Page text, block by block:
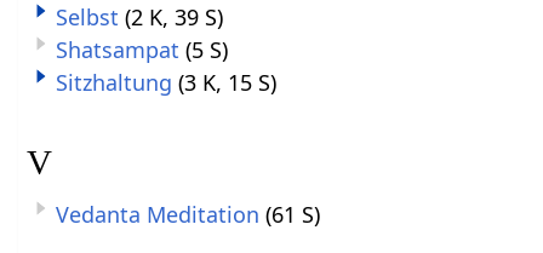
Selbst (2 K, 39 S)
Shatsampat (5 S)
Sitzhaltung (3 K, 15 S)
V
Vedanta Meditation (61 S)